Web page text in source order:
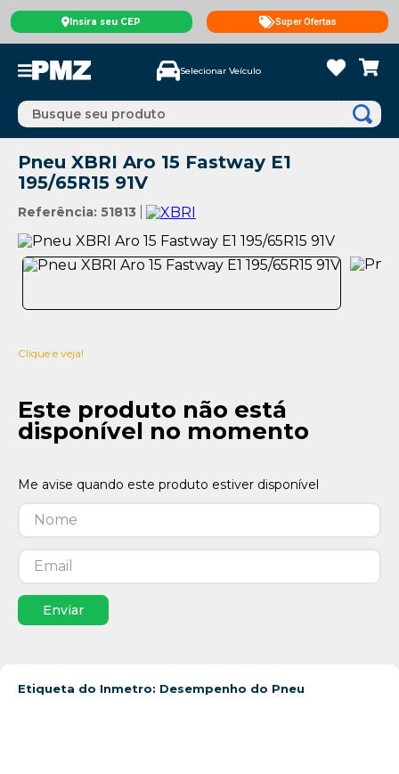
Insira seu CEP Super Ofertas
Selecionar Veículo
Busque seu produto
Pneu XBRI Aro 15 Fastway E1
195/65R15 91V
Referência: 51813
Clique e veja!
Este produto não está
disponível no momento
Enviar
Etiqueta do Inmetro: Desempenho do Pneu